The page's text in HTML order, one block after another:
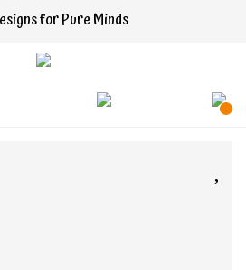
for Pure Minds